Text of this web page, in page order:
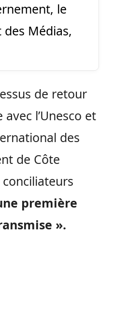
le
Médias,
de retour
l’Unesco et
des
de Côte
première
».